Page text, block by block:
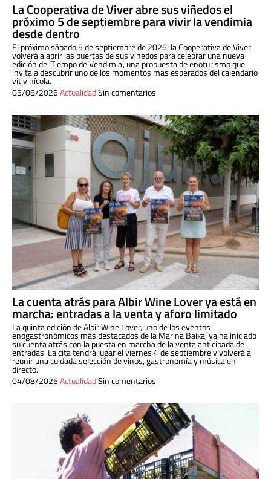
La Cooperativa de Viver abre sus viñedos el
próximo 5 de septiembre para vivir la vendimia
desde dentro
El próximo sábado 5 de septiembre de 2026, la Cooperativa de Viver
volverá a abrir las puertas de sus viñedos para celebrar una nueva
edición de ‘Tiempo de Vendimia’, una propuesta de enoturismo que
invita a descubrir uno de los momentos más esperados del calendario
vitivinícola.
05/08/2026ActualidadSin comentarios
La cuenta atrás para Albir Wine Lover ya está en
marcha: entradas a la venta y aforo limitado
La quinta edición de Albir Wine Lover, uno de los eventos
enogastronómicos más destacados de la Marina Baixa, ya ha iniciado
su cuenta atrás con la puesta en marcha de la venta anticipada de
entradas. La cita tendrá lugar el viernes 4 de septiembre y volverá a
reunir una cuidada selección de vinos, gastronomía y música en
directo.
04/08/2026ActualidadSin comentarios